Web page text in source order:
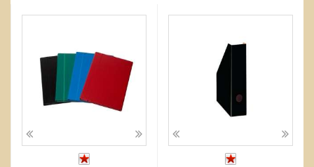
Bajkowe
Inne
Do rozkręcania
Bąki
Pojazdy
Wyprzedaż
Promocje
Zakupy hurtowe
Koszty przesyłki